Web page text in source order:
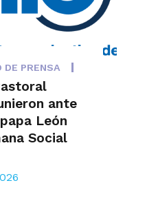
DE PRENSA
ante
León
Social